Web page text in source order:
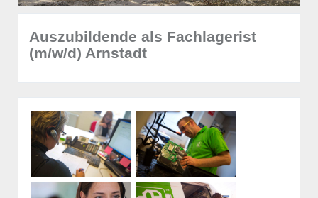
Auszubildende als Fachlagerist
(m/w/d) Arnstadt